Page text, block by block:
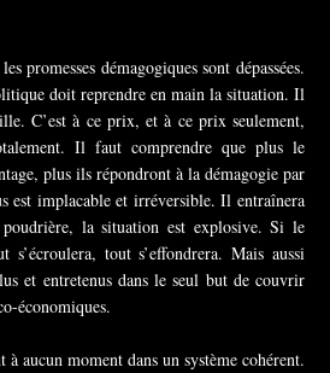
promesses démagogiques sont dépassées.
doit reprendre en main la situation. Il
C’est à ce prix, et à ce prix seulement,
Il faut comprendre que plus le
plus ils répondront à la démagogie par
est implacable et irréversible. Il entraînera
la situation est explosive. Si le
tout s’effondrera. Mais aussi
et entretenus dans le seul but de couvrir
économiques.
aucun moment dans un système cohérent.